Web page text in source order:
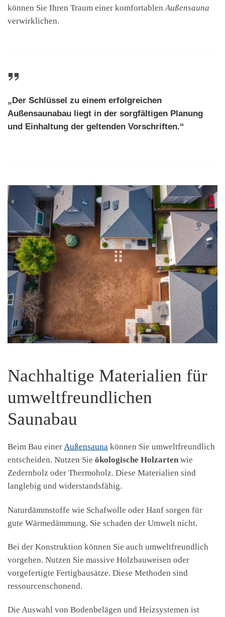
können Sie Ihren Traum einer komfortablen Außensauna
verwirklichen.
„Der Schlüssel zu einem erfolgreichen
Außensaunabau liegt in der sorgfältigen Planung
und Einhaltung der geltenden Vorschriften.“
Nachhaltige Materialien für
umweltfreundlichen
Saunabau
Beim Bau einerAußensauna können Sie umweltfreundlich
entscheiden. Nutzen Sie ökologische Holzarten wie
Zedernholz oder Thermoholz. Diese Materialien sind
langlebig und widerstandsfähig.
Naturdämmstoffe wie Schafwolle oder Hanf sorgen für
gute Wärmedämmung. Sie schaden der Umwelt nicht.
Bei der Konstruktion können Sie auch umweltfreundlich
vorgehen. Nutzen Sie massive Holzbauweisen oder
vorgefertigte Fertigbausätze. Diese Methoden sind
ressourcenschonend.
Die Auswahl von Bodenbelägen und Heizsystemen ist